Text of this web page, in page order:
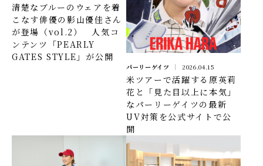
清楚なブルーのウェアを着
こなす俳優の影山優佳さん
が登場（vol.2） 人気コ
ンテンツ「PEARLY
GATES STYLE」が公開
パーリーゲイツ 2026.04.15
米ツアーで活躍する原英莉
花と「見た目以上に本気」
なパーリーゲイツの最新
UV対策を公式サイトで公
開